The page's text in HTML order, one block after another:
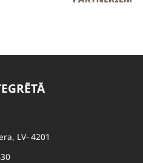
LV- 4201